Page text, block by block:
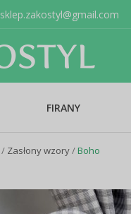
sklep.zakostyl@gmail.com
FIRANY
/ Zasłony wzory/Boho